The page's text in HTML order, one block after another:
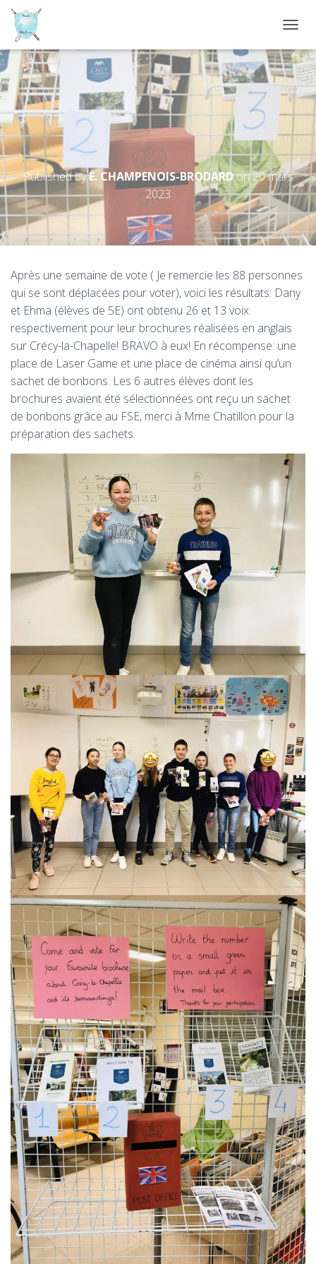
É
P
L
E
R
N
A
V
I
G
A
T
N
Meilleures brochures
touristiques en anglais sur
Crécy
Published byE. CHAMPENOIS-BRODARDon20 mars
2023
Après une semaine de vote ( Je remercie les 88 personnes
qui se sont déplacées pour voter), voici les résultats: Dany
et Ehma (élèves de 5E) ont obtenu 26 et 13 voix
respectivement pour leur brochures réalisées en anglais
sur Crécy-la-Chapelle! BRAVO à eux! En récompense: une
place de Laser Game et une place de cinéma ainsi qu’un
sachet de bonbons. Les 6 autres élèves dont les
brochures avaient été sélectionnées ont reçu un sachet
de bonbons grâce au FSE, merci à Mme Chatillon pour la
préparation des sachets.